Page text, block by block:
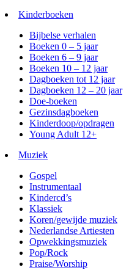
Kinderboeken
Bijbelse verhalen
Boeken 0 – 5 jaar
Boeken 6 – 9 jaar
Boeken 10 – 12 jaar
Dagboeken tot 12 jaar
Dagboeken 12 – 20 jaar
Doe-boeken
Gezinsdagboeken
Kinderdoop/opdragen
Young Adult 12+
Muziek
Gospel
Instrumentaal
Kindercd’s
Klassiek
Koren/gewijde muziek
Nederlandse Artiesten
Opwekkingsmuziek
Pop/Rock
Praise/Worship